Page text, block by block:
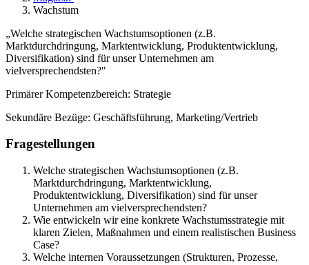
Wachstum
„Welche strategischen Wachstumsoptionen (z.B.
Marktdurchdringung, Marktentwicklung, Produktentwicklung,
Diversifikation) sind für unser Unternehmen am
vielversprechendsten?"
Primärer Kompetenzbereich: Strategie
Sekundäre Bezüge: Geschäftsführung, Marketing/Vertrieb
Fragestellungen
Welche strategischen Wachstumsoptionen (z.B.
Marktdurchdringung, Marktentwicklung,
Produktentwicklung, Diversifikation) sind für unser
Unternehmen am vielversprechendsten?
Wie entwickeln wir eine konkrete Wachstumsstrategie mit
klaren Zielen, Maßnahmen und einem realistischen Business
Case?
Welche internen Voraussetzungen (Strukturen, Prozesse,